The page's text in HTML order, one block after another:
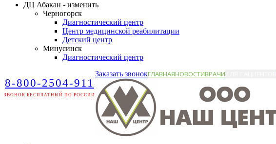
ДЦ Абакан - изменить
Черногорск
Диагностический центр
Центр медицинской реабилитации
Детский центр
Минусинск
Диагностический центр
8-800-2504-911
ЗВОНОК БЕСПЛАТНЫЙ ПО РОССИИ
Заказать звонокГЛАВНАЯНОВОСТИВРАЧИ